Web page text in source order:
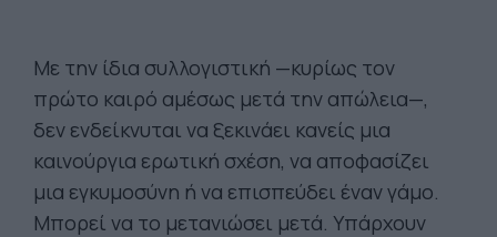
Με την ίδια συλλογιστική —κυρίως τον
πρώτο καιρό αμέσως μετά την απώλεια—,
δεν ενδείκνυται να ξεκινάει κανείς μια
καινούργια ερωτική σχέση, να αποφασίζει
μια εγκυμοσύνη ή να επισπεύδει έναν γάμο.
Μπορεί να το μετανιώσει μετά. Υπάρχουν